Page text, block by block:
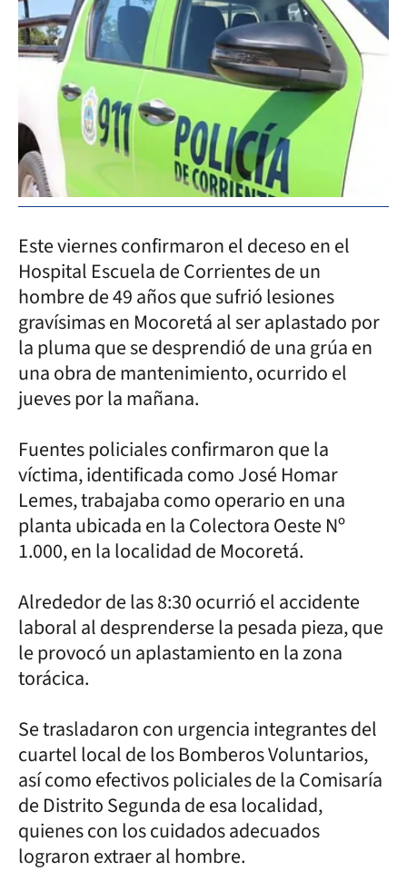
Este viernes confirmaron el deceso en el
Hospital Escuela de Corrientes de un
hombre de 49 años que sufrió lesiones
gravísimas en Mocoretá al ser aplastado por
la pluma que se desprendió de una grúa en
una obra de mantenimiento, ocurrido el
jueves por la mañana.
Fuentes policiales confirmaron que la
víctima, identificada como José Homar
Lemes, trabajaba como operario en una
planta ubicada en la Colectora Oeste Nº
1.000, en la localidad de Mocoretá.
Alrededor de las 8:30 ocurrió el accidente
laboral al desprenderse la pesada pieza, que
le provocó un aplastamiento en la zona
torácica.
Se trasladaron con urgencia integrantes del
cuartel local de los Bomberos Voluntarios,
así como efectivos policiales de la Comisaría
de Distrito Segunda de esa localidad,
quienes con los cuidados adecuados
lograron extraer al hombre.